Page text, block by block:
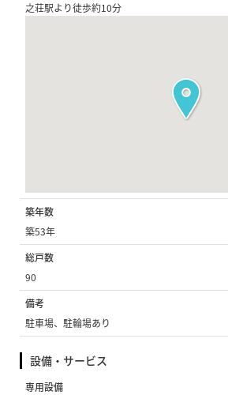
之荘駅より徒歩約10分
築年数
築53年
総戸数
90
備考
駐車場、駐輪場あり
設備・サービス
専用設備